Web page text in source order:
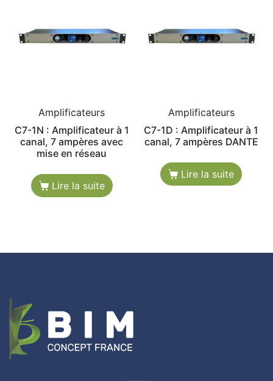
Amplificateurs
C7-1N : Amplificateur à 1
canal, 7 ampères avec
mise en réseau
Lire la suite
Amplificateurs
C7-1D : Amplificateur à 1
canal, 7 ampères DANTE
Lire la suite